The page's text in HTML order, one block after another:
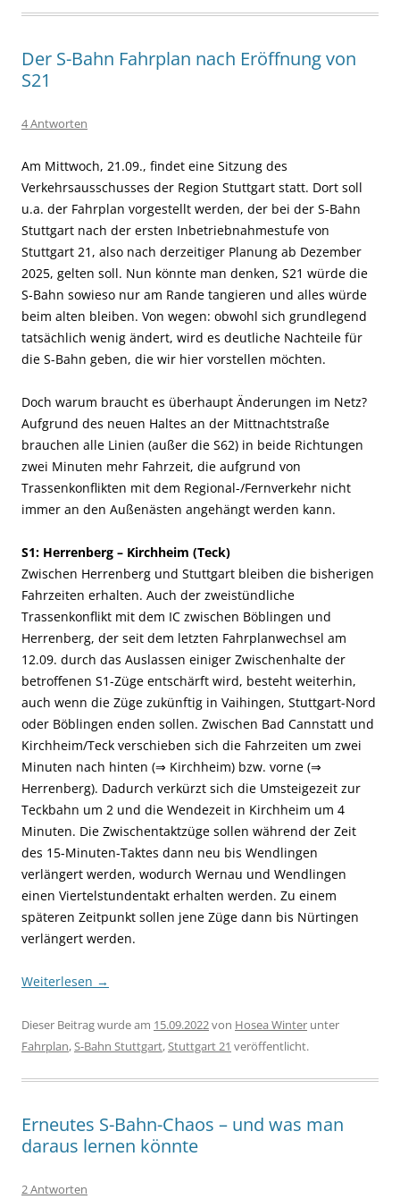
Der S-Bahn Fahrplan nach Eröffnung von
S21
4 Antworten
Am Mittwoch, 21.09., findet eine Sitzung des
Verkehrsausschusses der Region Stuttgart statt. Dort soll
u.a. der Fahrplan vorgestellt werden, der bei der S-Bahn
Stuttgart nach der ersten Inbetriebnahmestufe von
Stuttgart 21, also nach derzeitiger Planung ab Dezember
2025, gelten soll. Nun könnte man denken, S21 würde die
S-Bahn sowieso nur am Rande tangieren und alles würde
beim alten bleiben. Von wegen: obwohl sich grundlegend
tatsächlich wenig ändert, wird es deutliche Nachteile für
die S-Bahn geben, die wir hier vorstellen möchten.
Doch warum braucht es überhaupt Änderungen im Netz?
Aufgrund des neuen Haltes an der Mittnachtstraße
brauchen alle Linien (außer die S62) in beide Richtungen
zwei Minuten mehr Fahrzeit, die aufgrund von
Trassenkonflikten mit dem Regional-/Fernverkehr nicht
immer an den Außenästen angehängt werden kann.
S1: Herrenberg – Kirchheim (Teck)
Zwischen Herrenberg und Stuttgart bleiben die bisherigen
Fahrzeiten erhalten. Auch der zweistündliche
Trassenkonflikt mit dem IC zwischen Böblingen und
Herrenberg, der seit dem letzten Fahrplanwechsel am
12.09. durch das Auslassen einiger Zwischenhalte der
betroffenen S1-Züge entschärft wird, besteht weiterhin,
auch wenn die Züge zukünftig in Vaihingen, Stuttgart-Nord
oder Böblingen enden sollen. Zwischen Bad Cannstatt und
Kirchheim/Teck verschieben sich die Fahrzeiten um zwei
Minuten nach hinten (⇒ Kirchheim) bzw. vorne (⇒
Herrenberg). Dadurch verkürzt sich die Umsteigezeit zur
Teckbahn um 2 und die Wendezeit in Kirchheim um 4
Minuten. Die Zwischentaktzüge sollen während der Zeit
des 15-Minuten-Taktes dann neu bis Wendlingen
verlängert werden, wodurch Wernau und Wendlingen
einen Viertelstundentakt erhalten werden. Zu einem
späteren Zeitpunkt sollen jene Züge dann bis Nürtingen
verlängert werden.
Weiterlesen →
Dieser Beitrag wurde am 15.09.2022von Hosea Winter unter
Fahrplan,S-Bahn Stuttgart,Stuttgart 21 veröffentlicht.
Erneutes S-Bahn-Chaos – und was man
daraus lernen könnte
2 Antworten